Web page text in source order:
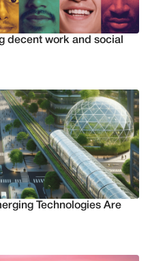
decent work and social
Technologies Are